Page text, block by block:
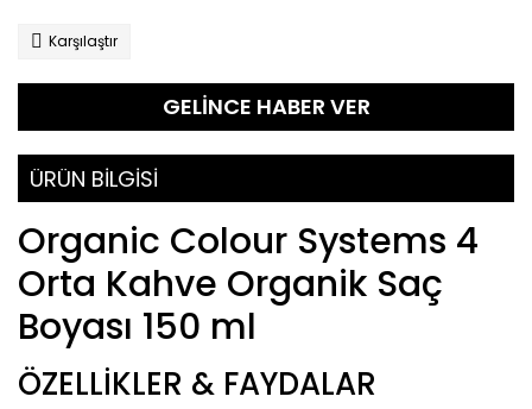
Karşılaştır
GELİNCE HABER VER
ÜRÜN BİLGİSİ
Organic Colour Systems 4
Orta Kahve Organik Saç
Boyası 150 ml
ÖZELLİKLER & FAYDALAR